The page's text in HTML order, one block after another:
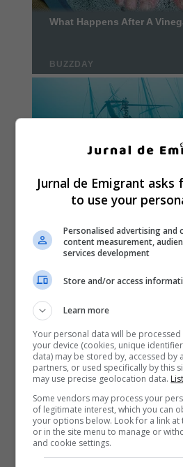
Jurnal de Emigrant asks
to use your
Personalised advertising and
content measurement,
services development
Store and/or access
Learn more
Your personal data will be
your device (cookies, unique
data) may be stored by, accessed by
partners, or used specifically by this
may use precise geolocation data.
Some vendors may process your
of legitimate interest, which you can
your options below. Look for a link
or in the site menu to manage or
and cookie settings.